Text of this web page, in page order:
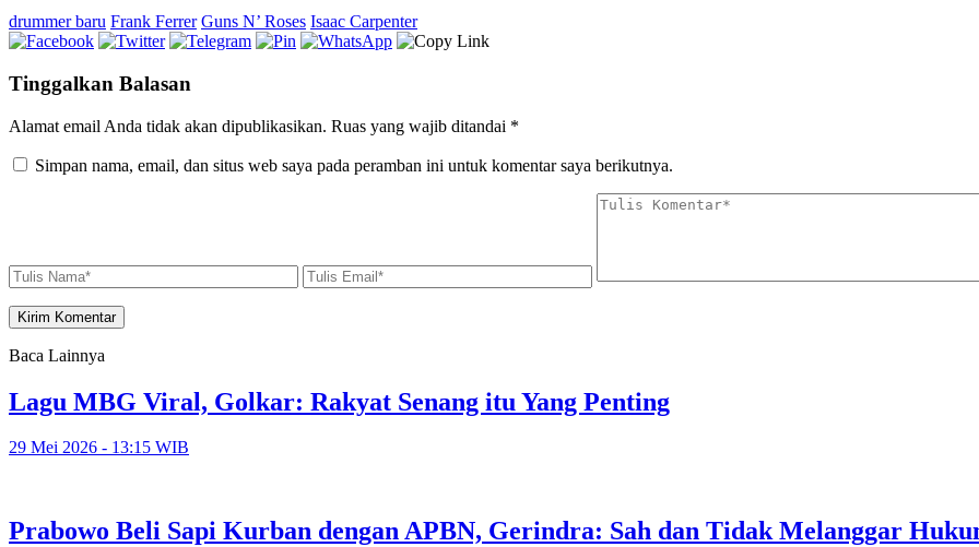
drummer baru Frank Ferrer Guns N’ Roses Isaac Carpenter
Tinggalkan Balasan
Alamat email Anda tidak akan dipublikasikan. Ruas yang wajib ditandai *
Simpan nama, email, dan situs web saya pada peramban ini untuk komentar saya berikutnya.
Baca Lainnya
Lagu MBG Viral, Golkar: Rakyat Senang itu Yang Penting
29 Mei 2026 - 13:15 WIB
Prabowo Beli Sapi Kurban dengan APBN, Gerindra: Sah dan Tidak Melanggar